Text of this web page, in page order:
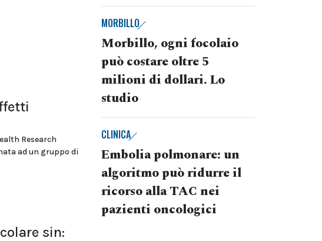
Research
ad un gruppo di
sin:
MORBILLO
Morbillo, ogni focolaio
può costare oltre 5
milioni di dollari. Lo
studio
CLINICA
Embolia polmonare: un
algoritmo può ridurre il
ricorso alla TAC nei
pazienti oncologici